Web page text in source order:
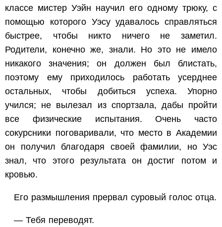
классе мистер Уэйн научил его одному трюку, с
помощью которого Уэсу удавалось справляться
быстрее, чтобы никто ничего не заметил.
Родители, конечно же, знали. Но это не имело
никакого значения; он должен был блистать,
поэтому ему приходилось работать усерднее
остальных, чтобы добиться успеха. Упорно
учился; не вылезал из спортзала, дабы пройти
все физические испытания. Очень часто
сокурсники поговаривали, что место в Академии
он получил благодаря своей фамилии, но Уэс
знал, что этого результата он достиг потом и
кровью.
Его размышления прервал суровый голос отца.
— Тебя переводят.